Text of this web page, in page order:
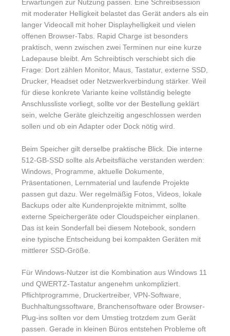
Erwartungen zur Nutzung passen. Eine Schreibsession
mit moderater Helligkeit belastet das Gerät anders als ein
langer Videocall mit hoher Displayhelligkeit und vielen
offenen Browser-Tabs. Rapid Charge ist besonders
praktisch, wenn zwischen zwei Terminen nur eine kurze
Ladepause bleibt. Am Schreibtisch verschiebt sich die
Frage: Dort zählen Monitor, Maus, Tastatur, externe SSD,
Drucker, Headset oder Netzwerkverbindung stärker. Weil
für diese konkrete Variante keine vollständig belegte
Anschlussliste vorliegt, sollte vor der Bestellung geklärt
sein, welche Geräte gleichzeitig angeschlossen werden
sollen und ob ein Adapter oder Dock nötig wird.
Beim Speicher gilt derselbe praktische Blick. Die interne
512-GB-SSD sollte als Arbeitsfläche verstanden werden:
Windows, Programme, aktuelle Dokumente,
Präsentationen, Lernmaterial und laufende Projekte
passen gut dazu. Wer regelmäßig Fotos, Videos, lokale
Backups oder alte Kundenprojekte mitnimmt, sollte
externe Speichergeräte oder Cloudspeicher einplanen.
Das ist kein Sonderfall bei diesem Notebook, sondern
eine typische Entscheidung bei kompakten Geräten mit
mittlerer SSD-Größe.
Für Windows-Nutzer ist die Kombination aus Windows 11
und QWERTZ-Tastatur angenehm unkompliziert.
Pflichtprogramme, Druckertreiber, VPN-Software,
Buchhaltungssoftware, Branchensoftware oder Browser-
Plug-ins sollten vor dem Umstieg trotzdem zum Gerät
passen. Gerade in kleinen Büros entstehen Probleme oft